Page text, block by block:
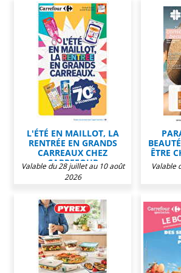
L'ÉTÉ EN MAILLOT, LA
RENTRÉE EN GRANDS
CARREAUX CHEZ
CARREFOUR
Valable du 28 juillet au 10 août
2026
ÊTRE
Valable